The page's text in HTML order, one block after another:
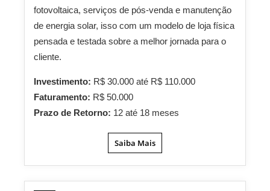
fotovoltaica, serviços de pós-venda e manutenção
de energia solar, isso com um modelo de loja física
pensada e testada sobre a melhor jornada para o
cliente.
Investimento: R$ 30.000 até R$ 110.000
Faturamento: R$ 50.000
Prazo de Retorno: 12 até 18 meses
Saiba Mais